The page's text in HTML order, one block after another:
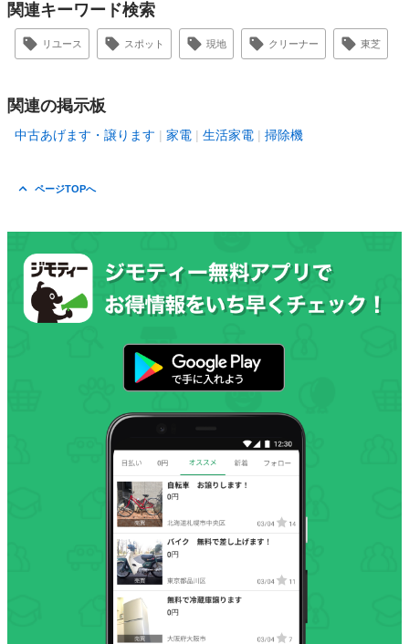
関連キーワード検索
リユース スポット 現地 クリーナー 東芝
関連の掲示板
中古あげます・譲ります 家電 生活家電 掃除機
ページTOPへ